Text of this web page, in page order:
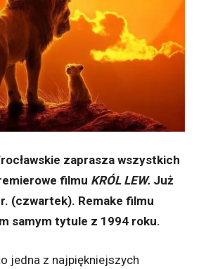
zaprasza wszystkich
filmu KRÓL LEW. Już
(czwartek). Remake filmu
samym tytule z 1994 roku.
jedna z najpiękniejszych